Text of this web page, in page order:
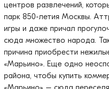
центров развлечений,
парк 850-летия Москвы.
игры и даже причал
сюда множество народа.
причина приобрести
«Марьино». Еще одно
района, чтобы купить